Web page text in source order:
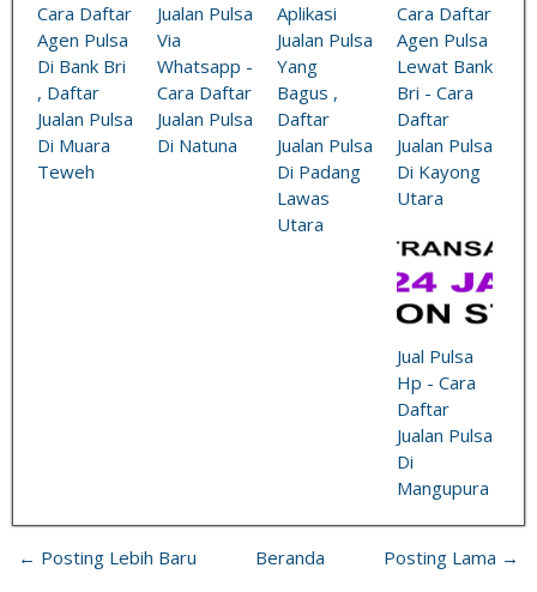
Cara Daftar
Agen Pulsa
Di Bank Bri
, Daftar
Jualan Pulsa
Di Muara
Teweh
Jualan Pulsa
Via
Whatsapp -
Cara Daftar
Jualan Pulsa
Di Natuna
Aplikasi
Jualan Pulsa
Yang
Bagus ,
Daftar
Jualan Pulsa
Di Padang
Lawas
Utara
Cara Daftar
Agen Pulsa
Lewat Bank
Bri - Cara
Daftar
Jualan Pulsa
Di Kayong
Utara
Jual Pulsa
Hp - Cara
Daftar
Jualan Pulsa
Di
Mangupura
← Posting Lebih Baru Posting Lama →
Beranda